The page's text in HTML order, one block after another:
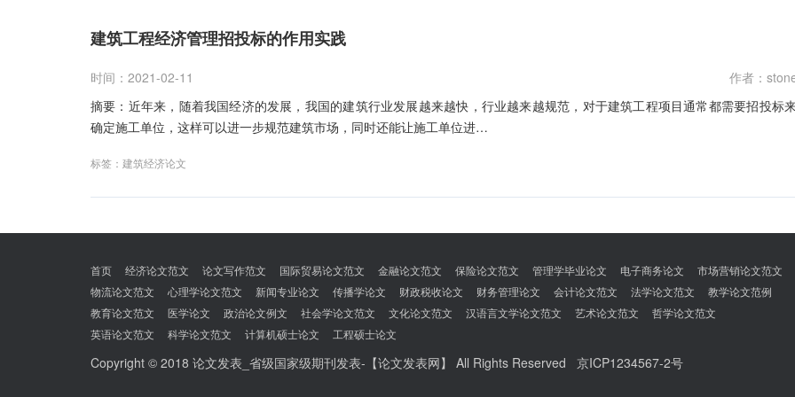
建筑工程经济管理招投标的作用实践
时间：2021-02-11
作者：
摘要：近年来，随着我国经济的发展，我国的建筑行业发展越来越快，行业越来越规范，对于建筑工程项目通常都需要招投标
确定施工单位，这样可以进一步规范建筑市场，同时还能让施工单位进…
标签： 建筑经济论文
章
导
航
首页 经济论文范文 论文写作范文 国际贸易论文范文 金融论文范文 保险论文范文 管理学毕业论文 电子商务论文
市场营销论文范文
物流论文范文
心理学论文范文 新闻专业论文 传播学论文 财政税收论文 财务管理论文 会计论文范文 法学论文范文
教学论文范例
教育论文范文
医学论文 政治论文例文 社会学论文范文 文化论文范文 汉语言文学论文范文 艺术论文范文
哲学论文范文
英语论文范文
科学论文范文 计算机硕士论文 工程硕士论文
Copyright © 2018 论文发表_省级国家级期刊发表-【论文发表网】 All Rights Reserved 京ICP1234567-2号